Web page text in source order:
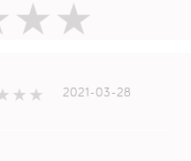
2021-03-28